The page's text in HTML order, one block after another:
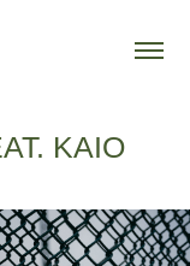
KAIO